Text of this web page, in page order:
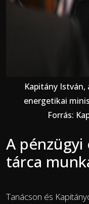
Kapitány István,
energetikai
Forrás:
A pénzügyi
tárca
Tanácson és